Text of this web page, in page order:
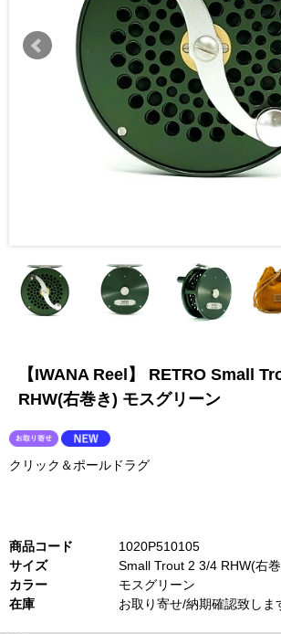
【IWANA Reel】 RETRO Small
RHW(右巻き) モスグリーン
クリック＆ポールドラグ
商品コード
1020P510105
サイズ
Small Trout 2 3/4 RHW(右
カラー
モスグリーン
在庫
お取り寄せ/納期確認致しま